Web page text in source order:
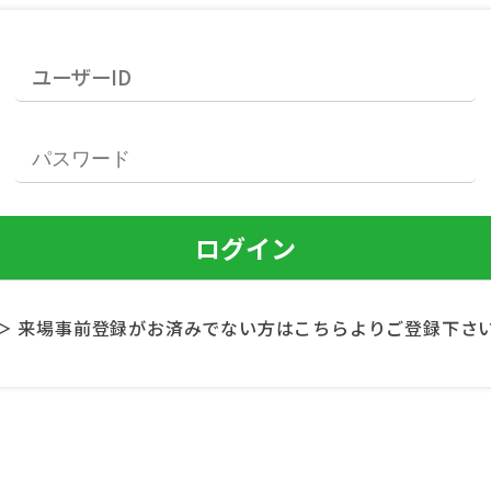
来場事前登録がお済みでない方はこちらよりご登録下さ